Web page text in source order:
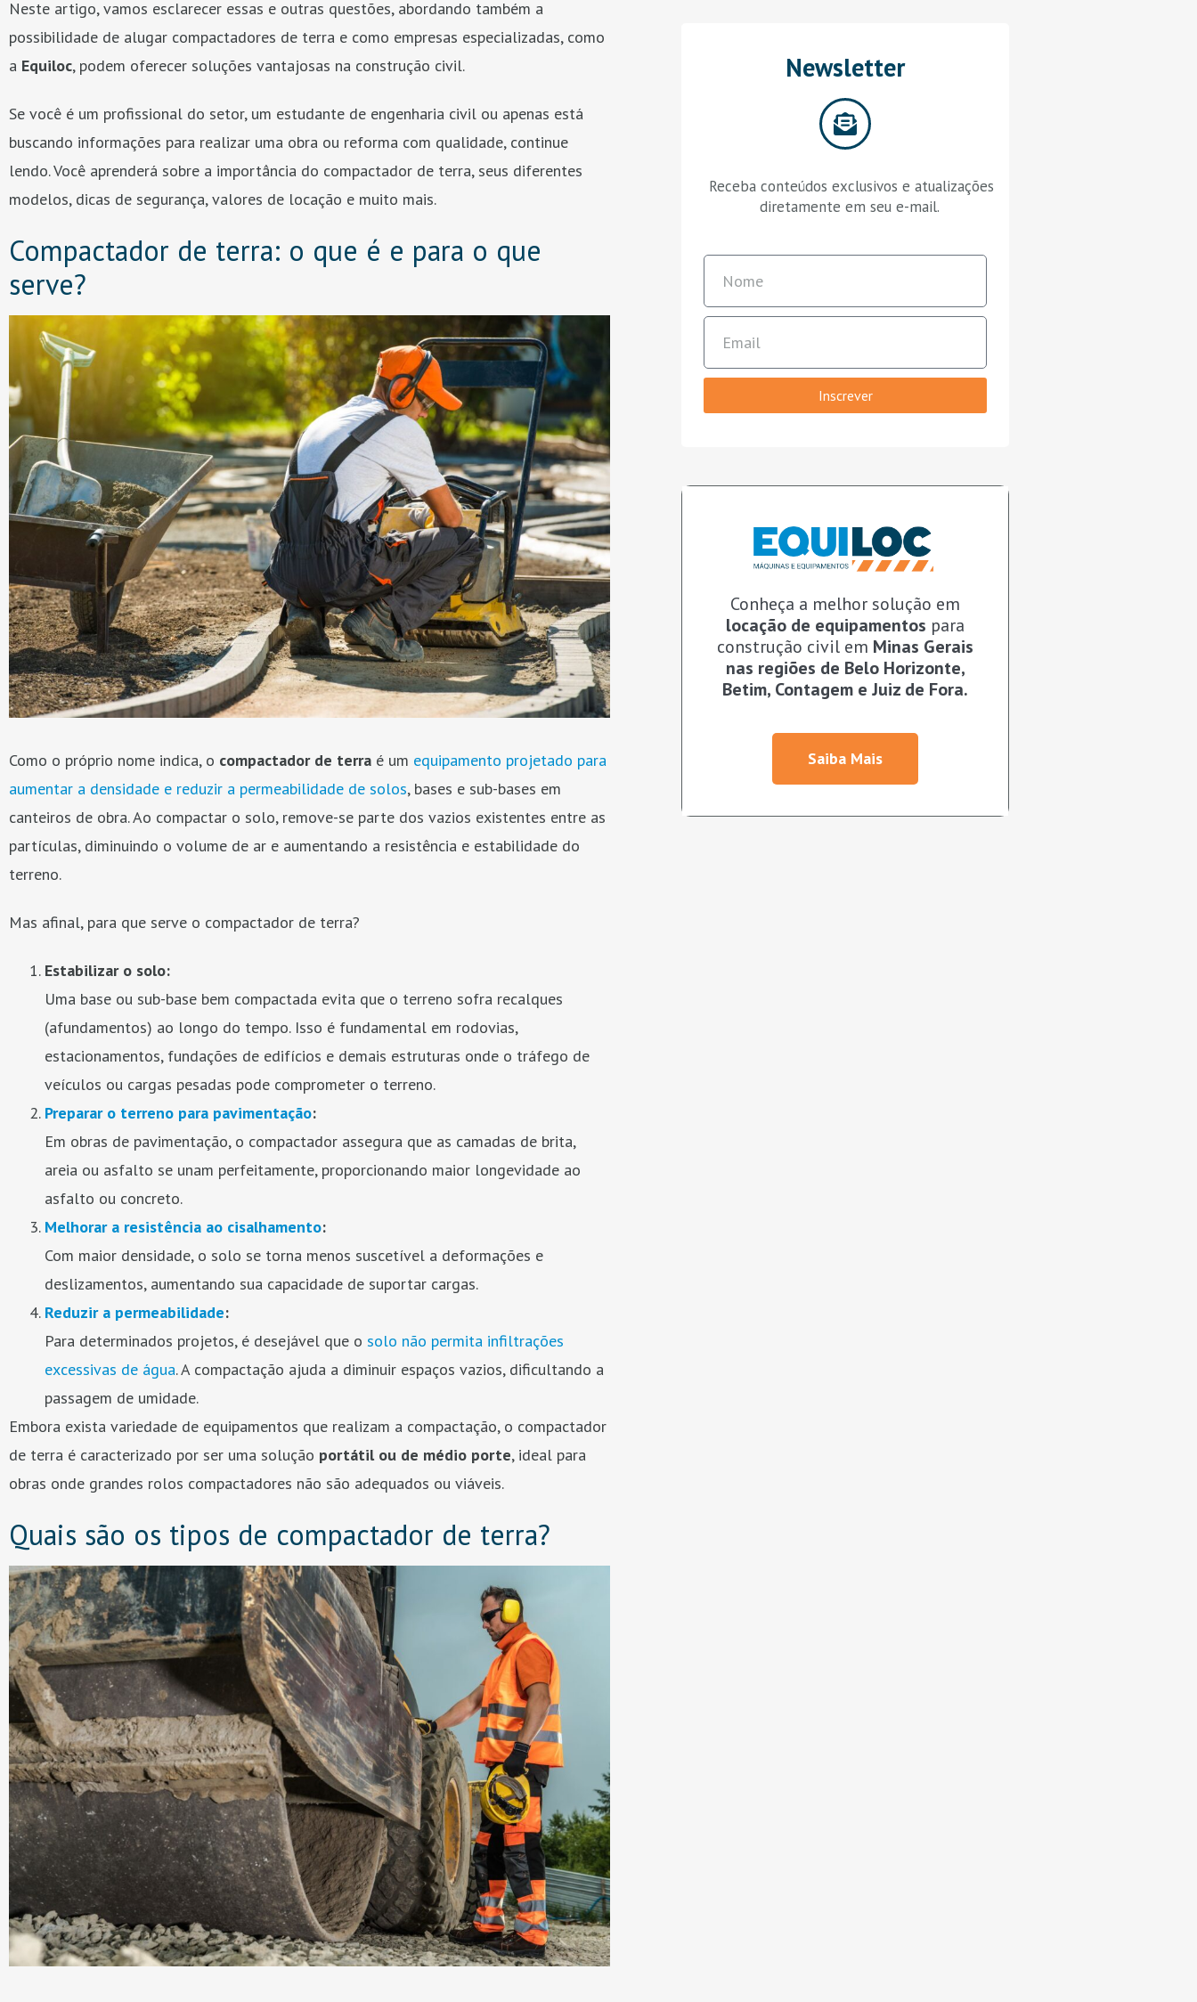
Neste artigo, vamos esclarecer essas e outras questões, abordando também a
possibilidade de alugar compactadores de terra e como empresas especializadas, como
a Equiloc, podem oferecer soluções vantajosas na construção civil.
Se você é um profissional do setor, um estudante de engenharia civil ou apenas está
buscando informações para realizar uma obra ou reforma com qualidade, continue
lendo. Você aprenderá sobre a importância do compactador de terra, seus diferentes
modelos, dicas de segurança, valores de locação e muito mais.
Compactador de terra: o que é e para o que
serve?
Como o próprio nome indica, o compactador de terra é um equipamento projetado para
aumentar a densidade e reduzir a permeabilidade de solos, bases e sub-bases em
canteiros de obra. Ao compactar o solo, remove-se parte dos vazios existentes entre as
partículas, diminuindo o volume de ar e aumentando a resistência e estabilidade do
terreno.
Mas afinal, para que serve o compactador de terra?
Estabilizar o solo:
Uma base ou sub-base bem compactada evita que o terreno sofra recalques
(afundamentos) ao longo do tempo. Isso é fundamental em rodovias,
estacionamentos, fundações de edifícios e demais estruturas onde o tráfego de
veículos ou cargas pesadas pode comprometer o terreno.
Preparar o terreno para pavimentação:
Em obras de pavimentação, o compactador assegura que as camadas de brita,
areia ou asfalto se unam perfeitamente, proporcionando maior longevidade ao
asfalto ou concreto.
Melhorar a resistência ao cisalhamento:
Com maior densidade, o solo se torna menos suscetível a deformações e
deslizamentos, aumentando sua capacidade de suportar cargas.
Reduzir a permeabilidade:
Para determinados projetos, é desejável que o solo não permita infiltrações
excessivas de água. A compactação ajuda a diminuir espaços vazios, dificultando a
passagem de umidade.
Embora exista variedade de equipamentos que realizam a compactação, o compactador
de terra é caracterizado por ser uma solução portátil ou de médio porte, ideal para
obras onde grandes rolos compactadores não são adequados ou viáveis.
Quais são os tipos de compactador de terra?
Newsletter
Receba conteúdos exclusivos e atualizações
diretamente em seu e-mail.
Inscrever
Conheça a melhor solução em
locação de equipamentos para
construção civil em Minas Gerais
nas regiões de Belo Horizonte,
Betim, Contagem e Juiz de Fora.
Saiba Mais